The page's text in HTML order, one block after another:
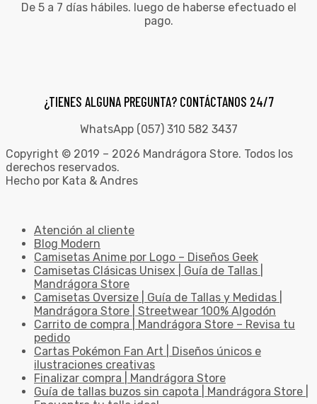
De 5 a 7 días hábiles. luego de haberse efectuado el
pago.
¿TIENES ALGUNA PREGUNTA? CONTÁCTANOS 24/7
WhatsApp (057) 310 582 3437
Copyright © 2019 – 2026 Mandrágora Store. Todos los
derechos reservados.
Hecho por Kata & Andres
Atención al cliente
Blog Modern
Camisetas Anime por Logo – Diseños Geek
Camisetas Clásicas Unisex | Guía de Tallas |
Mandrágora Store
Camisetas Oversize | Guía de Tallas y Medidas |
Mandrágora Store | Streetwear 100% Algodón
Carrito de compra | Mandrágora Store – Revisa tu
pedido
Cartas Pokémon Fan Art | Diseños únicos e
ilustraciones creativas
Finalizar compra | Mandrágora Store
Guía de tallas buzos sin capota | Mandrágora Store |